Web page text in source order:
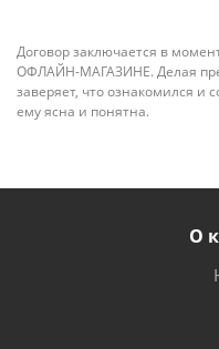
Договор заключается в
ОФЛАЙН-МАГАЗИНЕ. Делая
заверяет, что ознакомился и
ему ясна и понятна.
О